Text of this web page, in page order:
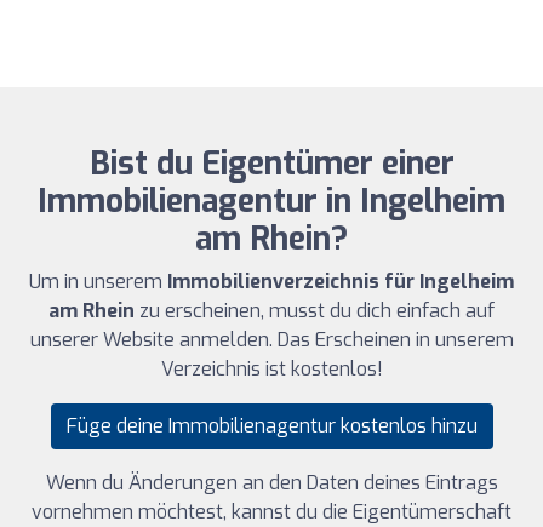
Bist du Eigentümer einer
Immobilienagentur in Ingelheim
am Rhein?
Um in unserem Immobilienverzeichnis für Ingelheim
am Rhein zu erscheinen, musst du dich einfach auf
unserer Website anmelden. Das Erscheinen in unserem
Verzeichnis ist kostenlos!
Füge deine Immobilienagentur kostenlos hinzu
Wenn du Änderungen an den Daten deines Eintrags
vornehmen möchtest, kannst du die Eigentümerschaft